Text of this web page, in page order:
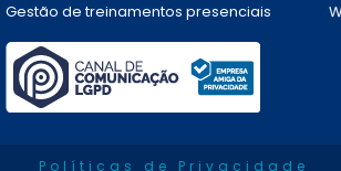
Gestão de treinamentos presenciais
Políticas de Privacidade